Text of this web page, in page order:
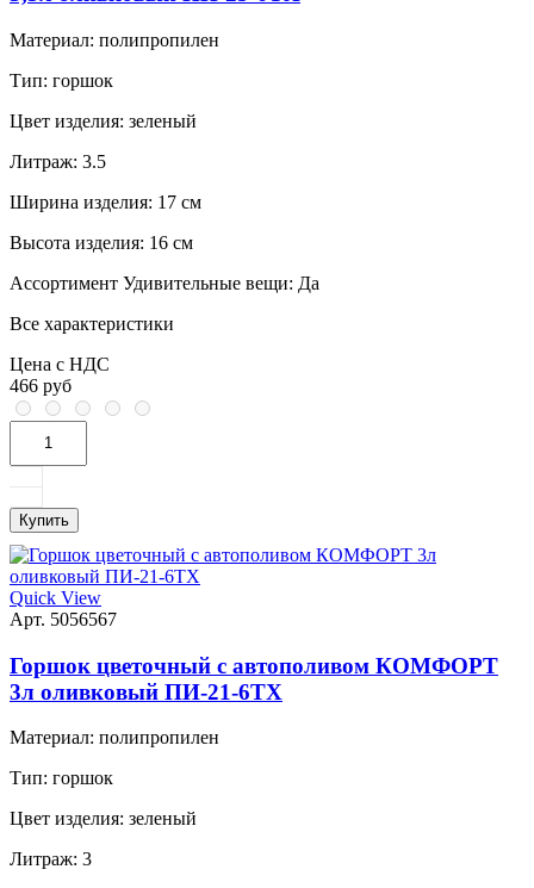
Материал: полипропилен
Тип: горшок
Цвет изделия: зеленый
Литраж: 3.5
Ширина изделия: 17 см
Высота изделия: 16 см
Ассортимент Удивительные вещи: Да
Все характеристики
Цена с НДС
466 руб
Купить
Quick View
Арт. 5056567
Горшок цветочный с автополивом КОМФОРТ
3л оливковый ПИ-21-6ТХ
Материал: полипропилен
Тип: горшок
Цвет изделия: зеленый
Литраж: 3